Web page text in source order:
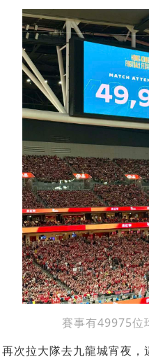
賽事有49975位
次拉大隊去九龍城宵夜